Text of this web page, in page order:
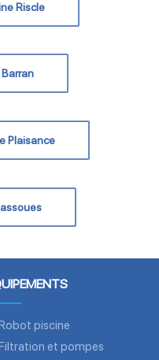
Riscle
Plaisance
Robot piscine
Filtration et pompes